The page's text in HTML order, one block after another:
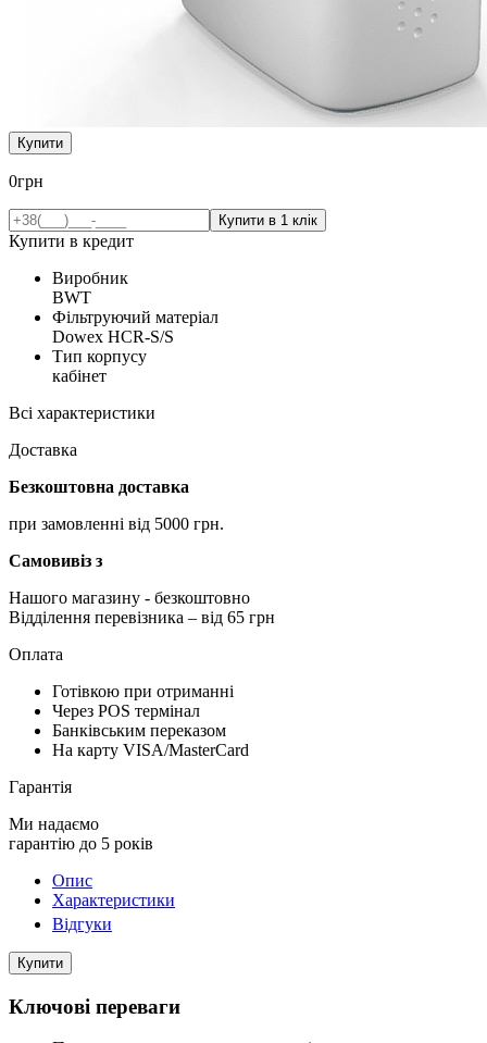
Купити
0грн
Купити в кредит
Виробник
BWT
Фільтруючий матеріал
Dowex HCR-S/S
Тип корпусу
кабінет
Всі характеристики
Доставка
Безкоштовна доставка
при замовленні від 5000 грн.
Самовивіз з
Нашого магазину - безкоштовно
Відділення перевізника – від 65 грн
Оплата
Готівкою при отриманні
Через POS термінал
Банківським переказом
На карту VISA/MasterCard
Гарантія
Ми надаємо
гарантію до 5 років
Опис
Характеристики
Відгуки
Купити
Ключові переваги